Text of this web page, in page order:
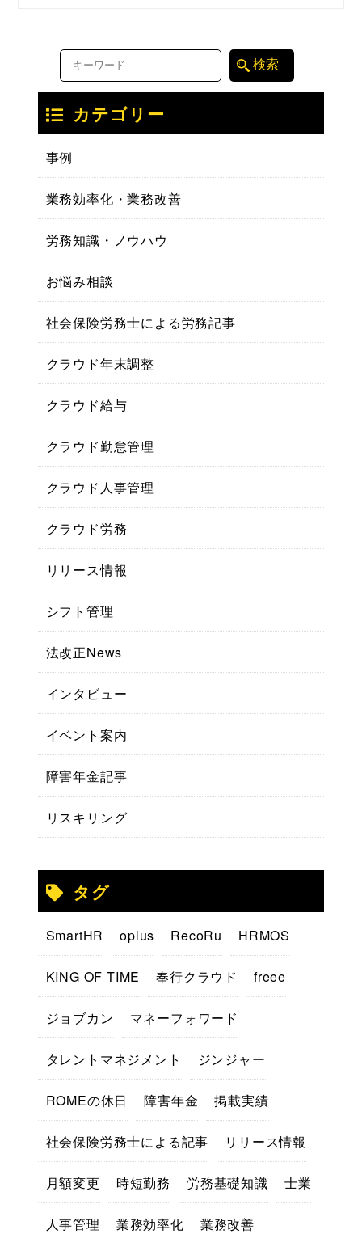
カテゴリー
事例
業務効率化・業務改善
労務知識・ノウハウ
お悩み相談
社会保険労務士による労務記事
クラウド年末調整
クラウド給与
クラウド勤怠管理
クラウド人事管理
クラウド労務
リリース情報
シフト管理
法改正News
インタビュー
イベント案内
障害年金記事
リスキリング
タグ
SmartHR oplus RecoRu HRMOS
KING OF TIME 奉行クラウド freee
ジョブカン マネーフォワード
タレントマネジメント ジンジャー
ROMEの休日 障害年金 掲載実績
社会保険労務士による記事 リリース情報
月額変更 時短勤務 労務基礎知識 士業
人事管理 業務効率化 業務改善